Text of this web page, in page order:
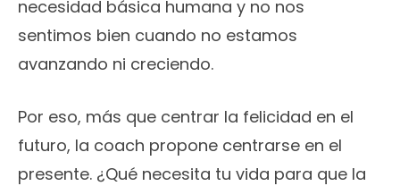
necesidad básica humana y no nos
sentimos bien cuando no estamos
avanzando ni creciendo.
Por eso, más que centrar la felicidad en el
futuro, la coach propone centrarse en el
presente. ¿Qué necesita tu vida para que la